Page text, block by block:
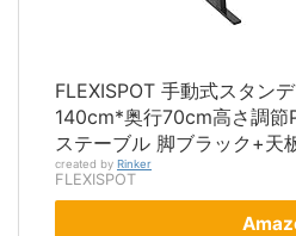
FLEXISPOT 手動式スタン
140cm*奥行70cm高さ調節
ステーブル 脚ブラック+天
created by Rinker
FLEXISPOT